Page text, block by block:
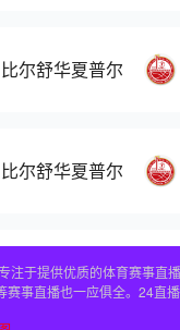
比尔舒华夏普尔
比尔舒华夏普尔
注于提供优质的体育赛事直
事直播也一应俱全。24直